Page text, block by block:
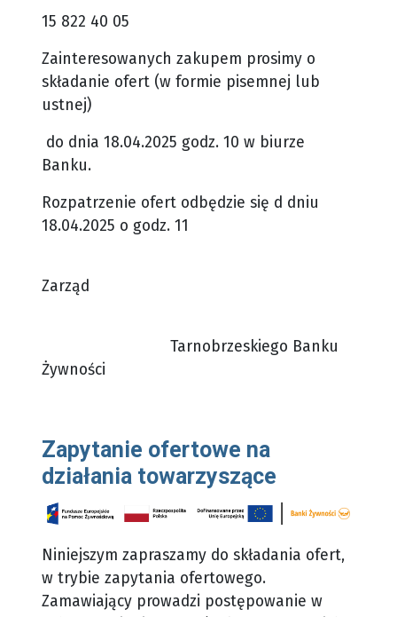
15 822 40 05
Zainteresowanych zakupem prosimy o
składanie ofert (w formie pisemnej lub
ustnej)
do dnia 18.04.2025 godz. 10 w biurze
Banku.
Rozpatrzenie ofert odbędzie się d dniu
18.04.2025 o godz. 11
Zarząd
Tarnobrzeskiego Banku
Żywności
Zapytanie ofertowe na
działania towarzyszące
Niniejszym zapraszamy do składania ofert,
w trybie zapytania ofertowego.
Zamawiający prowadzi postępowanie w